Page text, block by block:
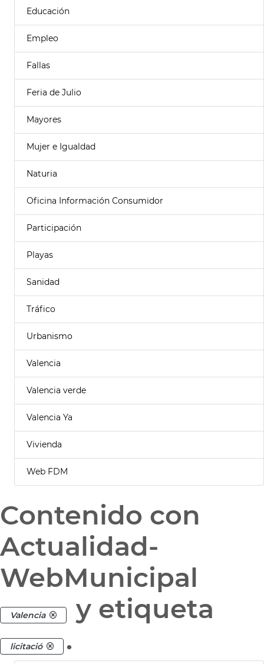
Educación
Empleo
Fallas
Feria de Julio
Mayores
Mujer e Igualdad
Naturia
Oficina Información Consumidor
Participación
Playas
Sanidad
Tráfico
Urbanismo
Valencia
Valencia verde
Valencia Ya
Vivienda
Web FDM
Contenido con
Actualidad-
WebMunicipal
Valencia y etiqueta
licitació .